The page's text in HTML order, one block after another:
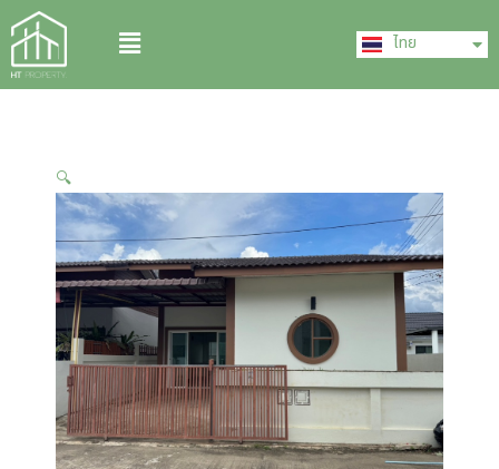
Skip
to
content
Menu ไทย
中文 (中国)
🔍